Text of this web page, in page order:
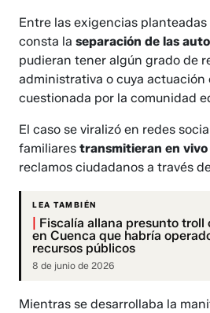
Entre las exigencias
consta laseparación de las
pudieran tener algún grado de
administrativa o cuya actuación
cuestionada por la comunidad
El caso se viralizó en redes
familiarestransmitieran en
reclamos ciudadanos a través
LEA TAMBIÉN
Fiscalía allana presunto troll
en Cuenca que habría
recursos públicos
8 de junio de 2026
Mientras se desarrollaba la